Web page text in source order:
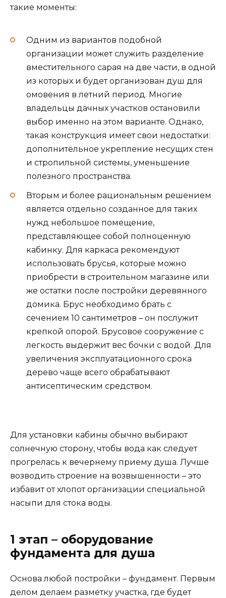
такие моменты:
Одним из вариантов подобной
организации может служить разделение
вместительного сарая на две части, в одной
из которых и будет организован душ для
омовения в летний период. Многие
владельцы дачных участков остановили
выбор именно на этом варианте. Однако,
такая конструкция имеет свои недостатки:
дополнительное укрепление несущих стен
и стропильной системы, уменьшение
полезного пространства.
Вторым и более рациональным решением
является отдельно созданное для таких
нужд небольшое помещение,
представляющее собой полноценную
кабинку. Для каркаса рекомендуют
использовать брусья, которые можно
приобрести в строительном магазине или
же остатки после постройки деревянного
домика. Брус необходимо брать с
сечением 10 сантиметров – он послужит
крепкой опорой. Брусовое сооружение с
легкость выдержит вес бочки с водой. Для
увеличения эксплуатационного срока
дерево чаще всего обрабатывают
антисептическим средством.
Для установки кабины обычно выбирают
солнечную сторону, чтобы вода как следует
прогрелась к вечернему приему душа. Лучше
возводить строение на возвышенности – это
избавит от хлопот организации специальной
насыпи для стока воды.
1 этап – оборудование
фундамента для душа
Основа любой постройки – фундамент. Первым
делом делаем разметку участка, где будет